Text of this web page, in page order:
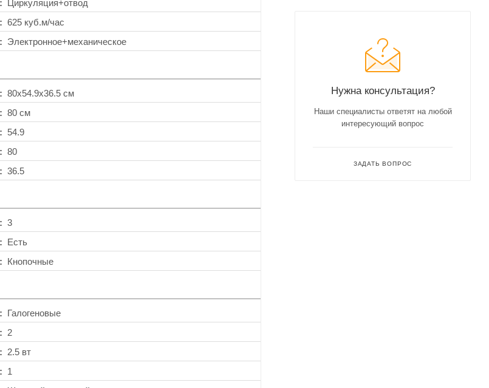
Циркуляция+отвод
625 куб.м/час
Электронное+механическое
80x54.9x36.5 см
80 см
54.9
80
36.5
3
Есть
Кнопочные
Галогеновые
2
2.5 вт
1
Нужна консультация?
Наши специалисты ответят на любой
интересующий вопрос
ЗАДАТЬ ВОПРОС